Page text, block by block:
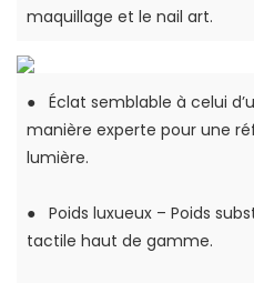
maquillage et le nail art.
●
Éclat semblable à celui
manière experte pour une
lumière.
●
Poids luxueux – Poids
tactile haut de gamme.